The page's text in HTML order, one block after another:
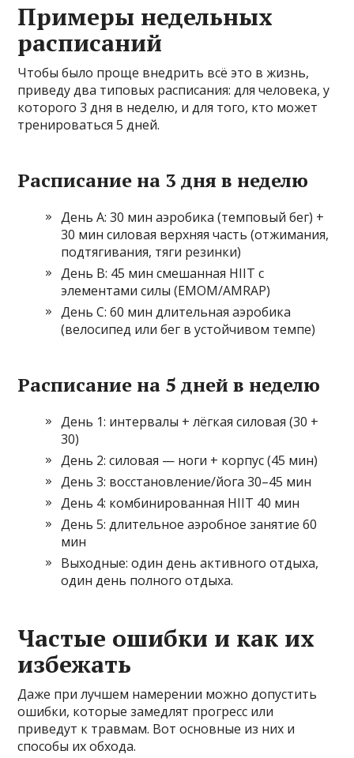
Примеры недельных
расписаний
Чтобы было проще внедрить всё это в жизнь,
приведу два типовых расписания: для человека, у
которого 3 дня в неделю, и для того, кто может
тренироваться 5 дней.
Расписание на 3 дня в неделю
День A: 30 мин аэробика (темповый бег) +
30 мин силовая верхняя часть (отжимания,
подтягивания, тяги резинки)
День B: 45 мин смешанная HIIT с
элементами силы (EMOM/AMRAP)
День C: 60 мин длительная аэробика
(велосипед или бег в устойчивом темпе)
Расписание на 5 дней в неделю
День 1: интервалы + лёгкая силовая (30 +
30)
День 2: силовая — ноги + корпус (45 мин)
День 3: восстановление/йога 30–45 мин
День 4: комбинированная HIIT 40 мин
День 5: длительное аэробное занятие 60
мин
Выходные: один день активного отдыха,
один день полного отдыха.
Частые ошибки и как их
избежать
Даже при лучшем намерении можно допустить
ошибки, которые замедлят прогресс или
приведут к травмам. Вот основные из них и
способы их обхода.